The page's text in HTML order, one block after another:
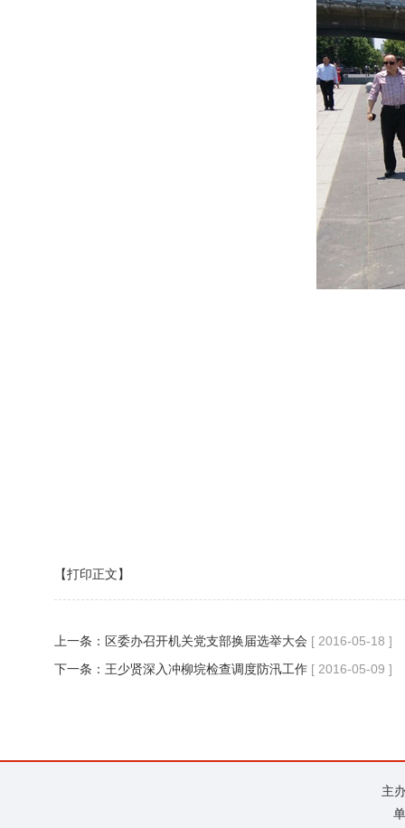
【打印正文】
上一条： 区委办召开机关党支部换届选举大会 [ 2016-05-18 ]
下一条： 王少贤深入冲柳垸检查调度防汛工作 [ 2016-05-09 ]
主